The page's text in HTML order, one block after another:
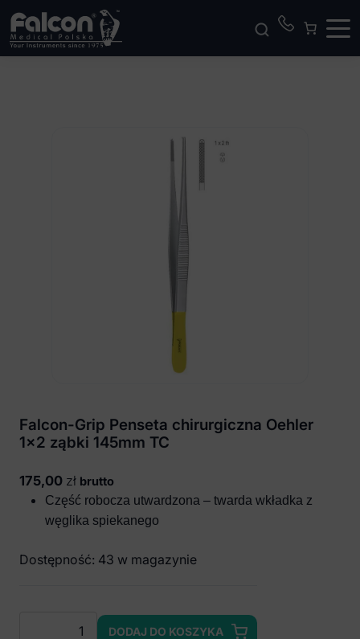
Falcon-Grip Penseta chirurgiczna Oehler
1×2 ząbki 145mm TC
175,00 zł brutto
Część robocza utwardzona – twarda wkładka z
węglika spiekanego
Dostępność: 43 w magazynie
DODAJ DO KOSZYKA